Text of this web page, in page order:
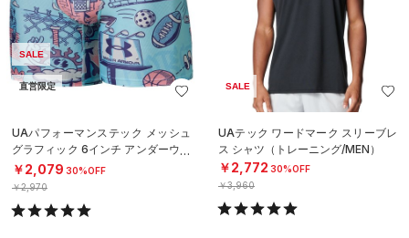
SALE
直営限定
UAパフォーマンステック メッシュ
グラフィック 6インチ アンダーウェ
ア（トレーニング/MEN）
￥2,079 30%OFF
￥2,970
SALE
UAテック ワードマーク スリーブレ
ス シャツ（トレーニング/MEN）
￥2,772 30%OFF
￥3,960